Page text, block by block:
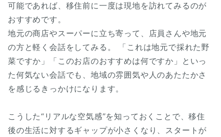
可能であれば、移住前に一度は現地を訪れてみるのが
おすすめです。
地元の商店やスーパーに立ち寄って、店員さんや地元
の方と軽く会話をしてみる。 「これは地元で採れた野
菜ですか」「このお店のおすすめは何ですか」といっ
た何気ない会話でも、地域の雰囲気や人のあたたかさ
を感じるきっかけになります。
こうした“リアルな空気感”を知っておくことで、移住
後の生活に対するギャップが小さくなり、スタートが